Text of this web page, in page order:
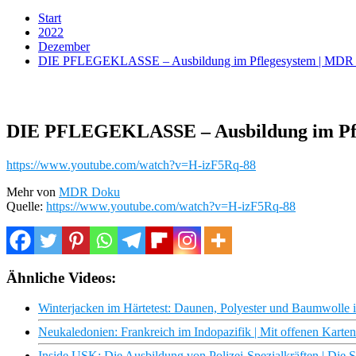
Start
2022
Dezember
DIE PFLEGEKLASSE – Ausbildung im Pflegesystem |
DIE PFLEGEKLASSE – Ausbildung im
https://www.youtube.com/watch?v=H-izF5Rq-88
Mehr von MDR Doku
Quelle: https://www.youtube.com/watch?v=H-izF5Rq-88
Ähnliche Videos:
Winterjacken im Härtetest: Daunen, Polyester und Baumwolle
Neukaledonien: Frankreich im Indopazifik | Mit offenen